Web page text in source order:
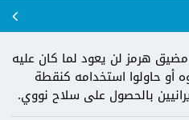
مضيق هرمز لن يعود لما كان عليه
أو حاولوا استخدامه كنقطة
بالحصول على سلاح نووي.